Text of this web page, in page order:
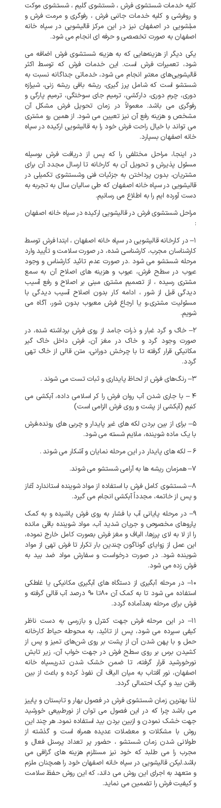
کلیه خدمات شستشوی فرش ، شستشوی گلیم ، شستشوی موکت
و روفرشی و کلیه خدمات جانبی فرش ، رفوگری و مرمت فرش و
مبلشویی در اصفهان نیز در این مرکز قالیشویی در سپاه خانه
اصفهان به صورت تخصصی و حرفه ای انجام می شود.
یکی دیگر از هزینه‌هایی که به هزینه شستشوی فرش اضافه می
شود، تعمیرات فرش است. این خدمات فرش که توسط اکثر
قالیشویی‌های معتبر انجام می شود، خدماتی جداگانه نسبت به
شستشو است که شامل پرز گیری، ریشه بافی ریشه زنی، شیرازه
دوری، چرم دوری، دارکشی، ترمیم جای سوختگی، ترمیم پارگی و
رفوگری می باشد. معمولاً در زمان تحویل فرش مشکل آن
مشخص و هزینه رفع آن نیز تعیین می شود. از همین رو مشتری
می تواند با خیال راحت فرش خود را به قالیشویی ارکیده در سپاه
خانه اصفهان بسپارد.
در اینجا، مراحل مختلفی را که پس از دریافت فرش بوسیله
مسئول پذیرش و تحویل آن به کارخانه تا ارسال مجدد آن برای
مشتریان، بدون پرداختن به جزئیات فنی وشستشوی تکمیلی در
قالیشویی درسپاه خانه اصفهان که طی سالیان سال به تجربه به
دست آورده ایم را به اطلاع می رسانیم.
مراحل شستشوی فرش درقالیشویی ارکیده درسپاه خانه اصفهان
:
۱–درکارخانه قالیشویی درسپاه خانه اصفهان ، ابتدافرش توسط
کارشناسان مجرب، کارشناسی شده، در صورت سلامت و تأییدوارد
مرحله شستشو می شود .در صورت عدم تائید کارشناس و وجود
عیوب در سطح فرش، عیوب و هزینه های اصلاح آن به سمع
مشتری رسیده ، از تصمیم مشتری مبنی بر اصلاح و رفع آسیب
دیدگی قبل از شور ، ادامه کار بدون اصلاح آسیب دیدگی با
مسئولیت مشتری،و یا ارجاع فرش معیوب بدون شور، آگاه می
شویم.
۲– خاک و گرد غبار و ذرات جامد از روی فرش برداشته شده، در
صورت وجود گرد و خاک در مغز آن، فرش داخل خاک گیر
مکانیکی قرار گرفته تا با چرخش دورانی، متن قالی از خاک تهی
گردد.
۳–رنگ‌های فرش از لحاظ پایداری و ثبات تست می شوند .
۴– با جاری شدن آب روان فرش را کر اسلامی داده، آبکشی می
کنیم (آبکشی از پشت و روی فرش الزامی است)
۵– برای از بین بردن لکه های غیر پایدار و چربی های رونده،فرش
با یک ماده شوینده، ملایمشسته می شود.
۶– لکه های پایدار در این مرحله نمایان و آشکار می شوند.
۷–همزمان ریشه ها به آرامی شستشو می شوند.
۸–شستشوی کامل فرش با استفاده از مواد شوینده استاندارد آغاز
و پس ازخاتمه، مجدداًآبکشی انجام می گیرد.
۹– در مرحله پایانی آب با فشار به روی فرش پاشیده و به کمک
پاروهای مخصوص و جریان شدید آب، مواد شوینده باقی مانده
را از لا به لای پرزها، الیاف و مغز فرش بصورت کامل خارج نموده،
این عمل از زوایای گوناگون چندین بار تکرار تا فرش تهی از مواد
شوینده شود. در صورت درخواست و سفارش مواد ضد بید به
فرش زده می شود.
۱۰– در مرحله آبگیری از دستگاه های آبگیری مکانیکی یا غلطکی
استفاده می شود تا به کمک آن ۸۰تا ۹۰ درصد آب قالی گرفته و
فرش برای مرحله بعدآماده گردد.
۱۱– در این مرحله فرش جهت کنترل و بازرسی به دست ناظر
کیفی سپرده می شود، پس از تائید، به محوطه حیاط کارخانه
حمل و با پهن شدن آن از پشت بر روی شن‌های تمیز و پس از
کشیدن برس بر روی سطح فرش در جهت خواب آن، زیر تابش
نورخورشید قرار گرفته، تا ضمن خشک شدن تدریسپاه خانه
اصفهان، نور آفتاب به میان الیاف آن نفوذ کرده و باعث از بین
رفتن بیدو کپک احتمالی گردد.
لذا بهترین زمان شستشوی فرش در فصول بهار و تابستان و پاییز
می باشد چرا که در این فصول می توان از نورطبیعی خورشید
جهت خشک نمودن و ازبین بردن بید استفاده نمود.هرچند این
روش با مشکلات و معضلات عدیده همراه است و گذشته از
طولانی شدن زمان شستشو ، حضور پر تعداد پرسنل فعال و
مجرب را می طلبد که خود نیز مستلزم هزینه های گزافی می
باشد.لیکن قالیشویی در سپاه خانه اصفهان خود را همچنان ملزم
و متعهد به اجرای این روش می داند، که این روش حفظ سلامت
و کیفیت فرش راتضمین می نماید.